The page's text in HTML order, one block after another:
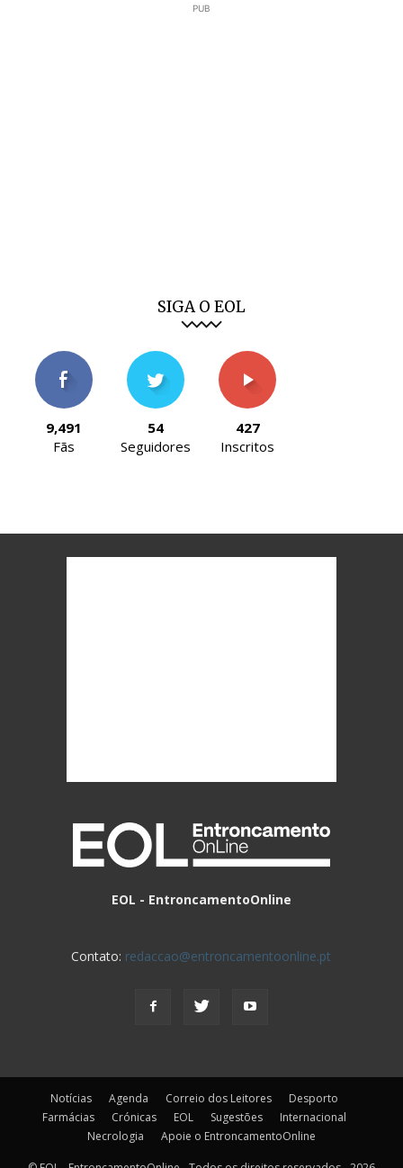
PUB
SIGA O EOL
9,491
Fãs
54
Seguidores
427
Inscritos
EOL - EntroncamentoOnline
Contato: redaccao@entroncamentoonline.pt
Notícias Agenda Correio dos Leitores
Desporto
Farmácias
Crónicas EOL Sugestões
Internacional
Necrologia
Apoie o EntroncamentoOnline